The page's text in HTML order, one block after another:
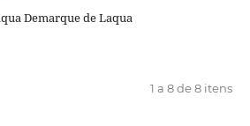
Demarque de Laqua
1 a 8 de 8 itens